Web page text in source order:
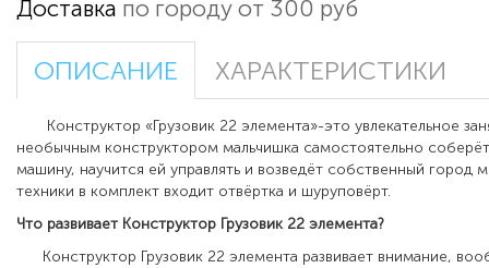
Доставка по городу от 300 руб
ОПИСАНИЕ ХАРАКТЕРИСТИКИ
Конструктор «Грузовик 22 элемента»-это увлекательное
необычным конструктором мальчишка самостоятельно
машину, научится ей управлять и возведёт собственный город
техники в комплект входит отвёртка и шуруповёрт.
Что развивает Конструктор Грузовик 22 элемента?
Конструктор Грузовик 22 элемента развивает внимание,